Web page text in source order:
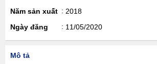
Năm sản xuất
2018
Ngày đăng
11/05/2020
Mô tả